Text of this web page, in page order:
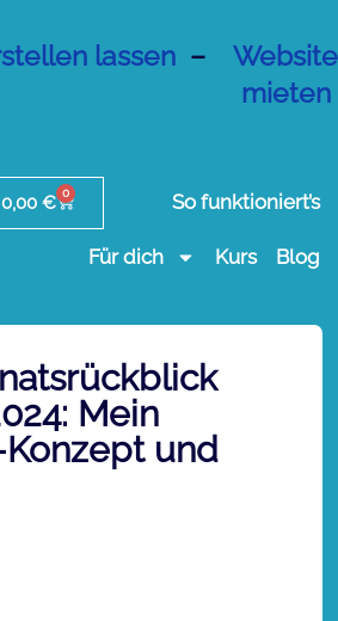
lassen – Website
mieten
0,00€ 0 So funktioniert’s
Für dich Kurs Blog
Mein
und